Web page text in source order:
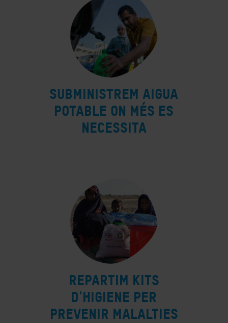
Subministrem aigua
potable on més es
necessita
Repartim kits
d'higiene per
prevenir malalties